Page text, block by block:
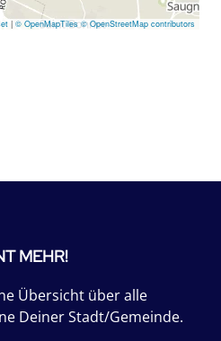
| © OpenMapTiles © OpenStreetMap contributors
MEHR!
Übersicht über alle
Deiner Stadt/Gemeinde.